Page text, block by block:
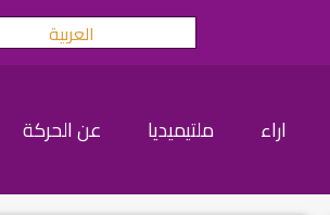
العربية
اراء ملتيميديا عن الحركة